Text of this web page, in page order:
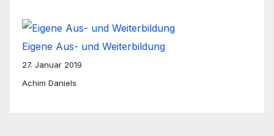
Eigene Aus- und Weiterbildung
27. Januar 2019
Achim Daniels